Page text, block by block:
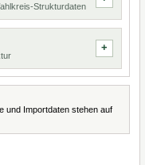
Strukturdaten
und Importdaten stehen auf